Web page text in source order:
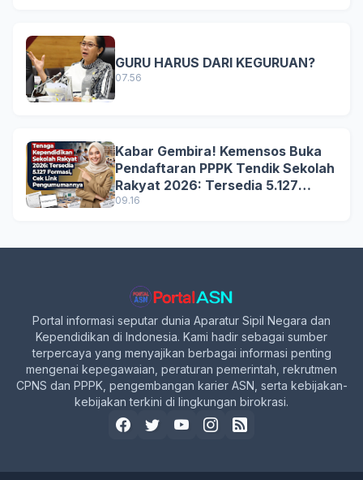
GURU HARUS DARI KEGURUAN?
07.56
Kabar Gembira! Kemensos Buka
Pendaftaran PPPK Tendik Sekolah
Rakyat 2026: Tersedia 5.127
Formasi, Simak Syarat dan
09.16
Portal informasi seputar dunia Aparatur Sipil Negara dan
Kependidikan di Indonesia. Kami hadir sebagai sumber
terpercaya yang menyajikan berbagai informasi penting
mengenai kepegawaian, peraturan pemerintah, rekrutmen
CPNS dan PPPK, pengembangan karier ASN, serta kebijakan-
kebijakan terkini di lingkungan birokrasi.